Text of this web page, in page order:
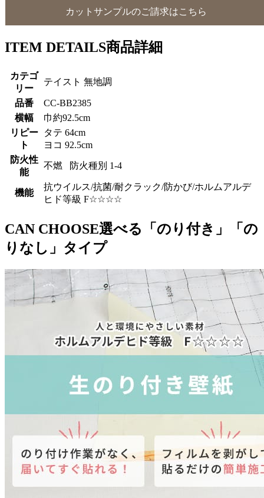
カットサンプルのご請求はこちら
ITEM DETAILS商品詳細
カテゴ
リー
テイスト 無地調
品番
CC-BB2385
横幅
巾約92.5cm
リピー
ト
タテ 64cm
ヨコ 92.5cm
防火性
能
不燃 防火種別 1-4
機能
抗ウイルス/抗菌/耐クラック/防かび/ホルムアルデ
ヒド等級 F☆☆☆☆
CAN CHOOSE選べる「のり付き」「の
りなし」タイプ